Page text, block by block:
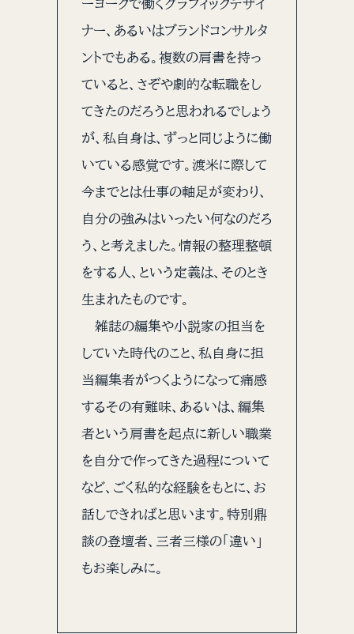
ナー、あるいはブランドコンサルタ
ントでもある。複数の肩書を持っ
ていると、さぞや劇的な転職をし
てきたのだろうと思われるでしょう
が、私自身は、ずっと同じように働
いている感覚です。渡米に際して
今までとは仕事の軸足が変わり、
自分の強みはいったい何なのだろ
う、と考えました。情報の整理整頓
をする人、という定義は、そのとき
生まれたものです。
雑誌の編集や小説家の担当を
していた時代のこと、私自身に担
当編集者がつくようになって痛感
するその有難味、あるいは、編集
者という肩書を起点に新しい職業
を自分で作ってきた過程について
など、ごく私的な経験をもとに、お
話しできればと思います。特別鼎
談の登壇者、三者三様の「違い」
もお楽しみに。